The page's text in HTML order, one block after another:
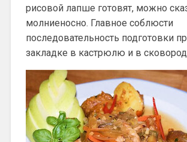
рисовой лапше готовят, можно
молниеносно. Главное соблюсти
последовательность подготовки
закладке в кастрюлю и в